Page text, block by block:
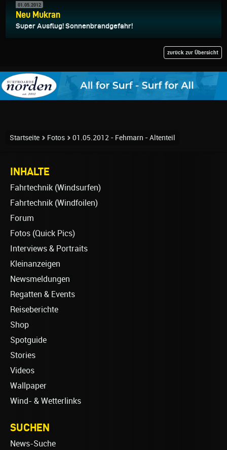
01.05.2012
Neu Mukran
Super Ausflug! Sonnenbrandgefahr!
zurück zur Übersicht
Startseite Fotos 01.05.2012 - Fehmarn - Altenteil
INHALTE
Fahrtechnik (Windsurfen)
Fahrtechnik (Windfoilen)
Forum
Fotos (Quick Pics)
Interviews & Portraits
Kleinanzeigen
Newsmeldungen
Regatten & Events
Reiseberichte
Shop
Spotguide
Stories
Videos
Wallpaper
Wind- & Wetterlinks
SUCHEN
News-Suche